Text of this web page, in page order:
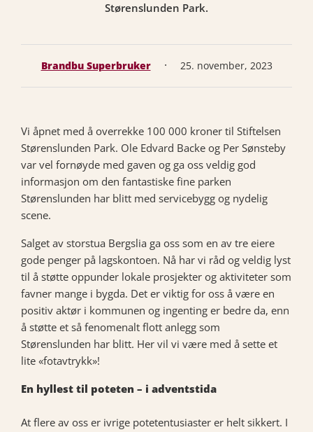
Størenslunden Park.
Brandbu Superbruker · 25. november, 2023
Vi åpnet med å overrekke 100 000 kroner til Stiftelsen
Størenslunden Park. Ole Edvard Backe og Per Sønsteby
var vel fornøyde med gaven og ga oss veldig god
informasjon om den fantastiske fine parken
Størenslunden har blitt med servicebygg og nydelig
scene.
Salget av storstua Bergslia ga oss som en av tre eiere
gode penger på lagskontoen. Nå har vi råd og veldig lyst
til å støtte oppunder lokale prosjekter og aktiviteter som
favner mange i bygda. Det er viktig for oss å være en
positiv aktør i kommunen og ingenting er bedre da, enn
å støtte et så fenomenalt flott anlegg som
Størenslunden har blitt. Her vil vi være med å sette et
lite «fotavtrykk»!
En hyllest til poteten – i adventstida
At flere av oss er ivrige potetentusiaster er helt sikkert. I